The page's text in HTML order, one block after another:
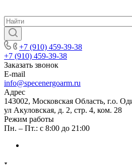
+7 (910) 459-39-38
+7 (910) 459-39-38
Заказать звонок
E-mail
info@specenergoarm.ru
Адрес
143002, Московская Область, г.о.
ул Акуловская, д. 2, стр. 4, ком. 28
Режим работы
Пн. – Пт.: с 8:00 до 21:00